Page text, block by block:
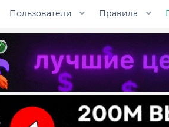
Пользователи Правила